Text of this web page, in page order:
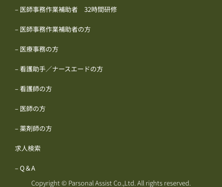
– 医師事務作業補助者 32時間研修
– 医師事務作業補助者の方
– 医療事務の方
– 看護助手／ナースエードの方
– 看護師の方
– 医師の方
– 薬剤師の方
求人検索
– Q＆A
Copyright © Parsonal Assist Co.,Ltd. All rights reserved.